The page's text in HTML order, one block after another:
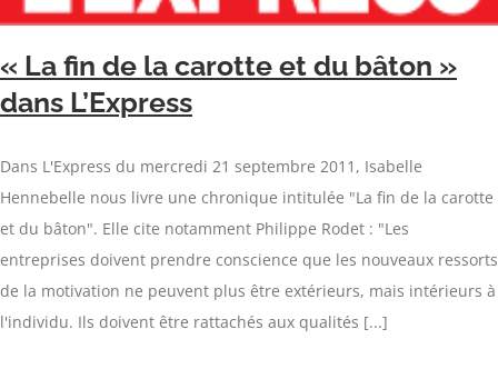
« La fin de la carotte et du bâton »
dans L’Express
Dans L'Express du mercredi 21 septembre 2011, Isabelle
Hennebelle nous livre une chronique intitulée "La fin de la carotte
et du bâton". Elle cite notamment Philippe Rodet : "Les
entreprises doivent prendre conscience que les nouveaux ressorts
de la motivation ne peuvent plus être extérieurs, mais intérieurs à
l'individu. Ils doivent être rattachés aux qualités [...]